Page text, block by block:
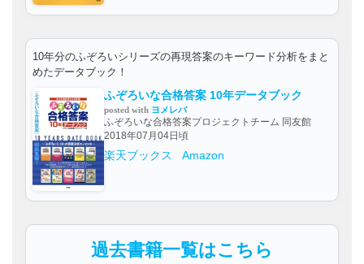
10年分のふぞろいシリーズの再現答案のキーワード分析をまと
めたデータブック！
ふぞろいな合格答案 10年データブック
posted with ヨメレバ
ふぞろいな合格答案プロジェクトチーム 同友館
2018年07月04日頃
楽天ブックス Amazon
過去書籍一覧はこちら